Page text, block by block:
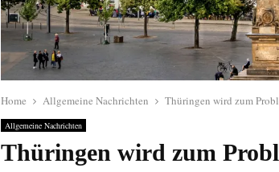
Home Allgemeine Nachrichten Thüringen wird zum
Allgemeine Nachrichten
Thüringen wird zum